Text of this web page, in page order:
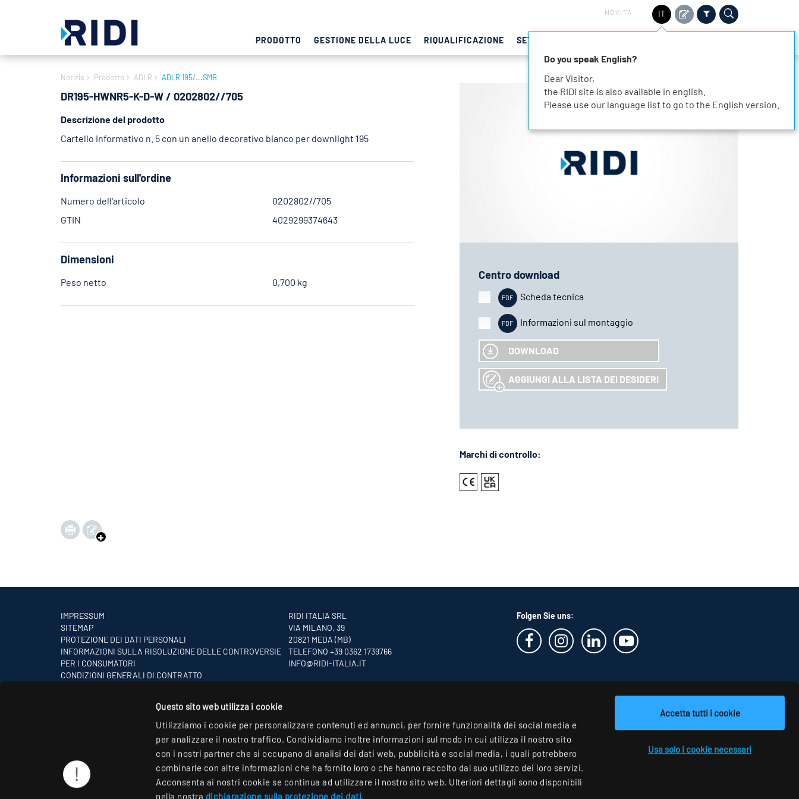
Questo sito web utilizza i cookie
Utilizziamo i cookie per personalizzare contenuti ed annunci, per fornire funzionalità dei social media e
per analizzare il nostro traffico. Condividiamo inoltre informazioni sul modo in cui utilizza il nostro sito
con i nostri partner che si occupano di analisi dei dati web, pubblicità e social media, i quali potrebbero
combinarle con altre informazioni che ha fornito loro o che hanno raccolto dal suo utilizzo dei loro servizi.
Acconsenta ai nostri cookie se continua ad utilizzare il nostro sito web. Ulteriori dettagli sono disponibili
nella nostra dichiarazione sulla protezione dei dati.
Accetta tutti i cookie
Usa solo i cookie necessari
NOVITÀ IT
PRODOTTO GESTIONE DELLA LUCE RIQUALIFICAZIONE SETTORI
Notizie Prodotto ADLR ADLR 195/...SMB
DR195-HWNR5-K-D-W / 0202802//705
Descrizione del prodotto
Cartello informativo n. 5 con un anello decorativo bianco per downlight 195
Informazioni sull'ordine
Numero dell'articolo
0202802//705
GTIN
4029299374643
Dimensioni
Peso netto 0,700 kg
Centro download
Scheda tecnica
Informazioni sul montaggio
DOWNLOAD
AGGIUNGI ALLA LISTA DEI DESIDERI
Marchi di controllo:
IMPRESSUM
SITEMAP
PROTEZIONE DEI DATI PERSONALI
INFORMAZIONI SULLA RISOLUZIONE DELLE CONTROVERSIE
PER I CONSUMATORI
CONDIZIONI GENERALI DI CONTRATTO
RIDI ITALIA SRL
VIA MILANO, 39
20821 MEDA (MB)
TELEFONO +39 0362 1739766
INFO@RIDI-ITALIA.IT
Folgen Sie uns:
Do you speak English?
Dear Visitor,
the RIDI site is also available in english.
Please use our language list to go to the English version.